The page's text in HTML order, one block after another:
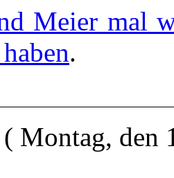
Meier mal
.
Montag, den